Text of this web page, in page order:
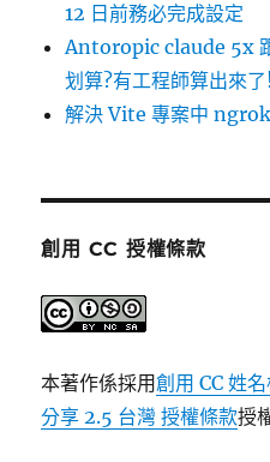
12 日前務必完成設定
Antoropic claude 5x
划算?有工程師算出來
解決 Vite 專案中 ngrok
創用 CC 授權條款
本著作係採用創用 CC 姓
分享 2.5 台灣 授權條款授